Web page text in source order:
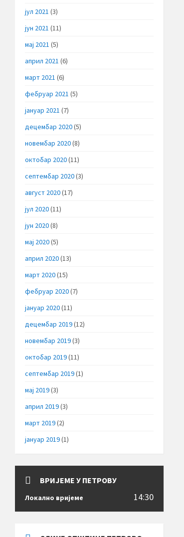
јул 2021 (3)
јун 2021 (11)
мај 2021 (5)
април 2021 (6)
март 2021 (6)
фебруар 2021 (5)
јануар 2021 (7)
децембар 2020(5)
новембар 2020(8)
октобар 2020(11)
септембар 2020(3)
август 2020(17)
јул 2020(11)
јун 2020(8)
мај 2020(5)
април 2020(13)
март 2020(15)
фебруар 2020(7)
јануар 2020(11)
децембар 2019(12)
новембар 2019(3)
октобар 2019(11)
септембар 2019(1)
мај 2019(3)
април 2019(3)
март 2019(2)
јануар 2019(1)
ВРИЈЕМЕ У ПЕТРОВУ
Локално вријеме 14:30